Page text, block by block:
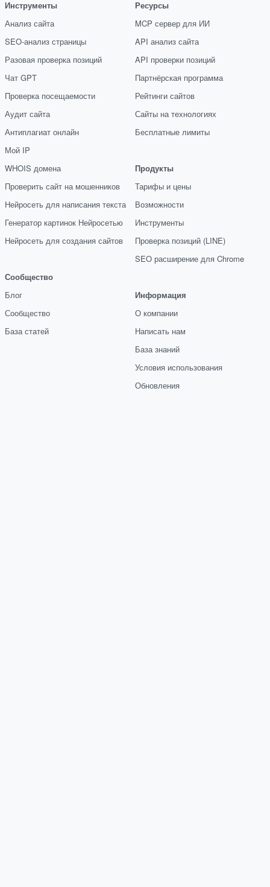
Инструменты
Анализ сайта
SEO-анализ страницы
Разовая проверка позиций
Чат GPT
Проверка посещаемости
Аудит сайта
Антиплагиат онлайн
Мой IP
WHOIS домена
Проверить сайт на мошенников
Нейросеть для написания текста
Генератор картинок Нейросетью
Нейросеть для создания сайтов
Сообщество
Блог
Сообщество
База статей
Ресурсы
MCP сервер для ИИ
API анализ сайта
API проверки позиций
Партнёрская программа
Рейтинги сайтов
Сайты на технологиях
Бесплатные лимиты
Продукты
Тарифы и цены
Возможности
Инструменты
Проверка позиций (LINE)
SEO расширение для Chrome
Информация
О компании
Написать нам
База знаний
Условия использования
Обновления